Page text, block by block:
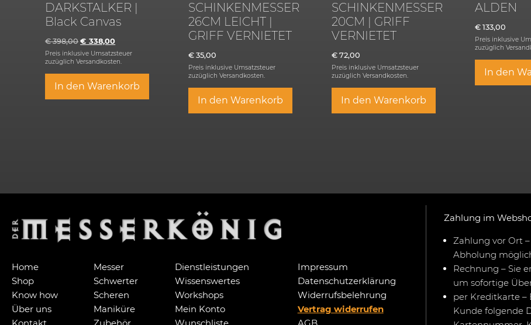
DARKSTALKER |
Black Canvas
€398,00 € 338,00
Preis inklusive Umsatzsteuer
zuzüglichVersandkosten.
In den Warenkorb
SCHINKENMESSER
26CM LEICHT |
GRIFF VERNIETET
€ 35,00
Preis inklusive Umsatzsteuer
zuzüglichVersandkosten.
In den Warenkorb
SCHINKENMESSER
20CM | GRIFF
VERNIETET
€ 72,00
Preis inklusive Umsatzsteuer
zuzüglichVersandkosten.
In den Warenkorb
ALDEN
€133,00
Preis inklusive
zuzüglich
In den
Home
Shop
Know how
Über uns
Messer
Schwerter
Scheren
Maniküre
Dienstleistungen
Wissenswertes
Workshops
Mein Konto
Impressum
Datenschutzerklärung
Widerrufsbelehrung
Vertrag widerrufen
Zahlung im
Zahlung vor Ort
Abholung
Rechnung – Sie
um sofortige
per Kreditkarte
Kunde folgende